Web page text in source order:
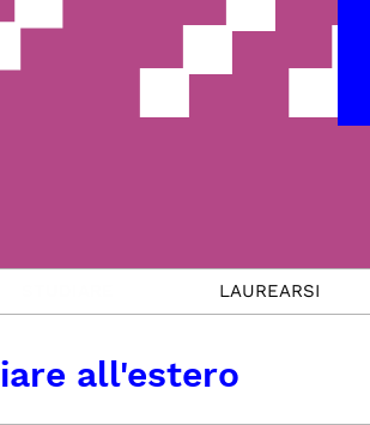
LAUREARSI
all'estero